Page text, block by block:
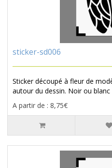
sticker-sd006
Sticker découpé à fleur de
autour du dessin. Noir ou
A partir de : 8,75€